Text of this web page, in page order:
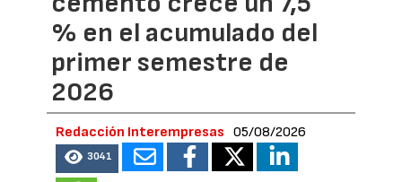
% en el acumulado del
primer semestre de
2026
Redacción Interempresas 05/08/2026
3041